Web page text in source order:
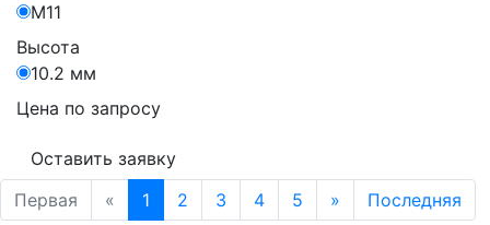
М11
Высота
10.2 мм
Цена по запросу
Оставить заявку
Первая
« 1 2 3 4 5 » Последняя